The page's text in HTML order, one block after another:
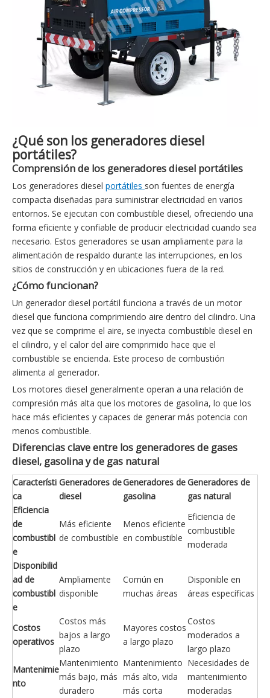
¿Qué son los generadores diesel
portátiles?
Comprensión de los generadores diesel portátiles
Los generadores diesel portátiles son fuentes de energía
compacta diseñadas para suministrar electricidad en varios
entornos. Se ejecutan con combustible diesel, ofreciendo una
forma eficiente y confiable de producir electricidad cuando sea
necesario. Estos generadores se usan ampliamente para la
alimentación de respaldo durante las interrupciones, en los
sitios de construcción y en ubicaciones fuera de la red.
¿Cómo funcionan?
Un generador diesel portátil funciona a través de un motor
diesel que funciona comprimiendo aire dentro del cilindro. Una
vez que se comprime el aire, se inyecta combustible diesel en
el cilindro, y el calor del aire comprimido hace que el
combustible se encienda. Este proceso de combustión
alimenta al generador.
Los motores diesel generalmente operan a una relación de
compresión más alta que los motores de gasolina, lo que los
hace más eficientes y capaces de generar más potencia con
menos combustible.
Diferencias clave entre los generadores de gases
diesel, gasolina y de gas natural
Característi
ca
Generadores de
diesel
Generadores de
gasolina
Generadores de
gas natural
Eficiencia
de
combustibl
e
Más eficiente
de combustible
Menos eficiente
en combustible
Eficiencia de
combustible
moderada
Disponibilid
ad de
combustibl
e
Ampliamente
disponible
Común en
muchas áreas
Disponible en
áreas específicas
Costos
operativos
Costos más
bajos a largo
plazo
Mayores costos
a largo plazo
Costos
moderados a
largo plazo
Mantenimie
nto
Mantenimiento
más bajo, más
duradero
Mantenimiento
más alto, vida
más corta
Necesidades de
mantenimiento
moderadas